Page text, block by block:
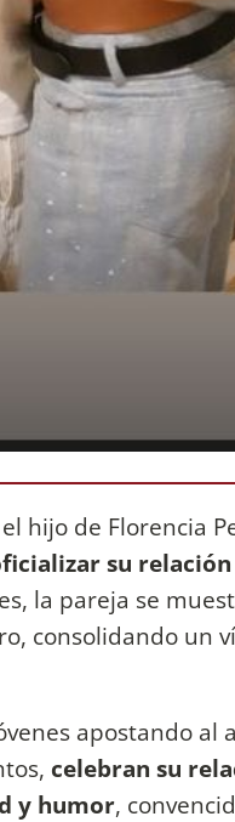
hijo de Florencia
su
la pareja se
consolidando un
apostando al
celebran su
y humor,